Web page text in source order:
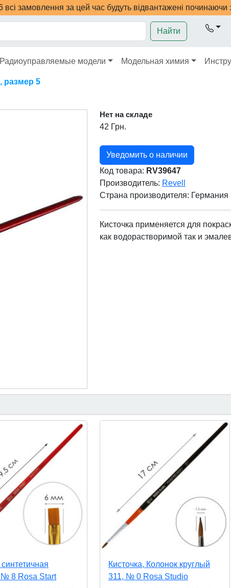
замовлення за цей час будуть відвантажені починаючи
Найти
Радиоуправляемые модели Модельная химия
размер 5
Нет на складе
42 Грн.
Уведомить о наличии
Код товара: RV39647
Производитель: Revell
Страна производителя: Германия
Кисточка применяется для
как водорастворимой так и
синтетичная
№ 8 Rosa Start
Кисточка, Колонок круглый
311, № 0 Rosa Studio